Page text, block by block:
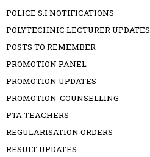
POLICE S.I NOTIFICATIONS
POLYTECHNIC LECTURER UPDATES
POSTS TO REMEMBER
PROMOTION PANEL
PROMOTION UPDATES
PROMOTION-COUNSELLING
PTA TEACHERS
REGULARISATION ORDERS
RESULT UPDATES